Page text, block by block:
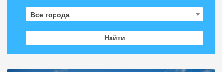
Все города